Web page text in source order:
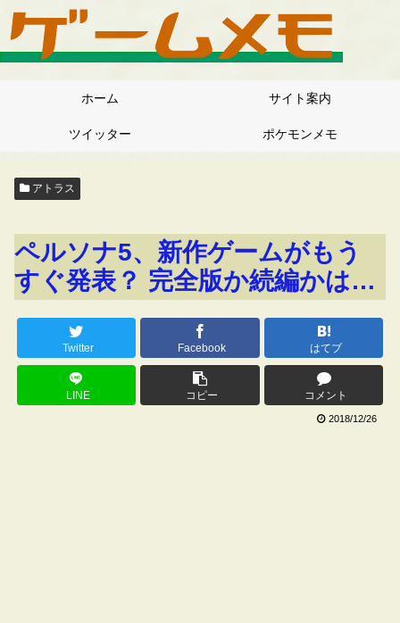
ホーム サイト案内
ツイッター ポケモンメモ
アトラス
ペルソナ5、新作ゲームがもう
すぐ発表？ 完全版か続編かは…
Twitter Facebook はてブ
LINE コピー コメント
2018/12/26